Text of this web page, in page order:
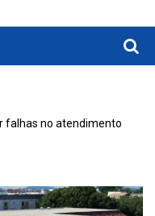
falhas no atendimento